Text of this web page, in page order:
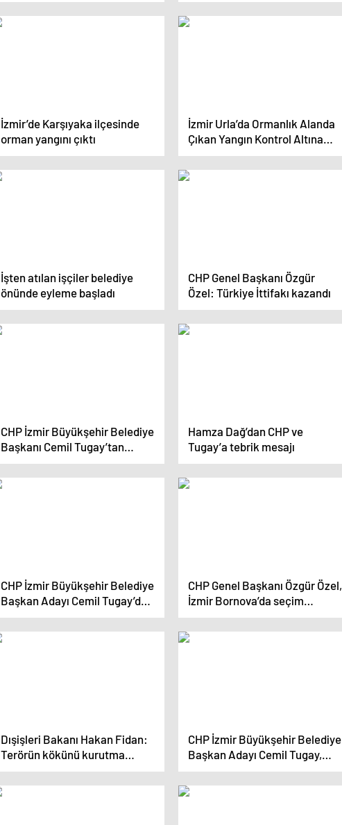
İzmir’de Karşıyaka ilçesinde
orman yangını çıktı
İzmir Urla’da Ormanlık Alanda
Çıkan Yangın Kontrol Altına
Alındı
İşten atılan işçiler belediye
önünde eyleme başladı
CHP Genel Başkanı Özgür
Özel: Türkiye İttifakı kazandı
CHP İzmir Büyükşehir Belediye
Başkanı Cemil Tugay’tan
teşekkür açıklaması
Hamza Dağ’dan CHP ve
Tugay’a tebrik mesajı
CHP İzmir Büyükşehir Belediye
Başkan Adayı Cemil Tugay’dan
Seçim Sonuçları Açıklaması
CHP Genel Başkanı Özgür Özel,
İzmir Bornova’da seçim
çalışmalarını sürdürdü
Dışişleri Bakanı Hakan Fidan:
Terörün kökünü kurutma
noktasında kararlıyız
CHP İzmir Büyükşehir Belediye
Başkan Adayı Cemil Tugay,
İzmir Esnaf Buluşması’na
katıldı